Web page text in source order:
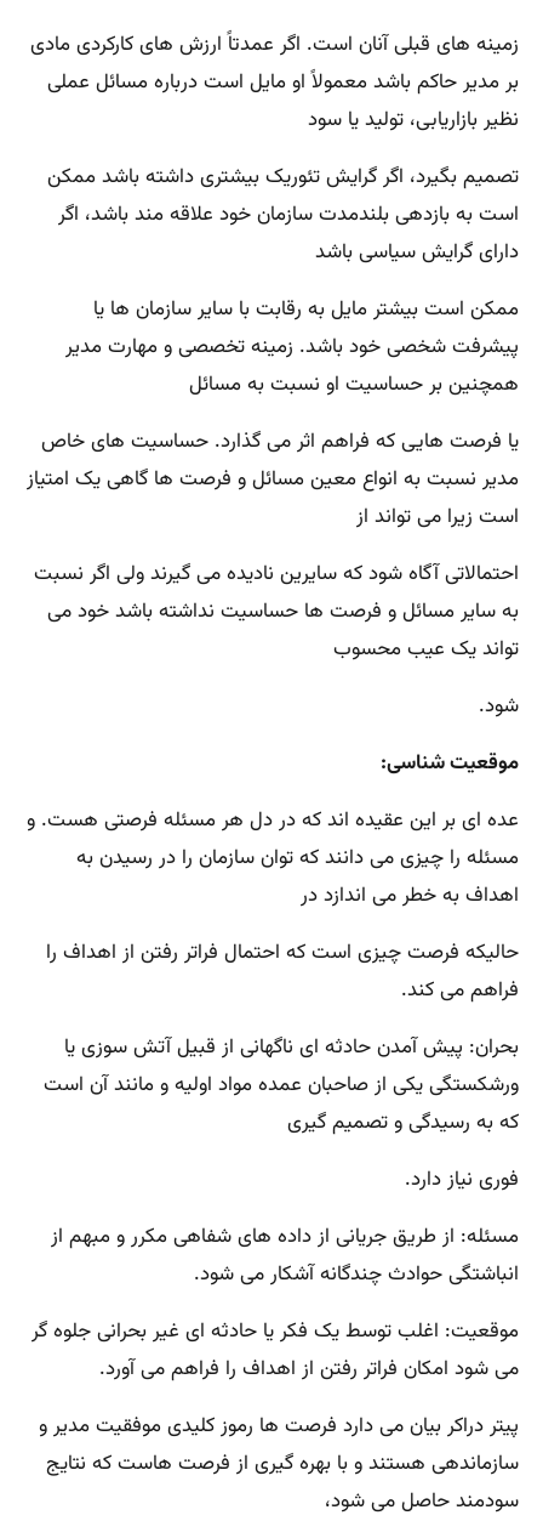
زمینه های قبلی آنان است. اگر عمدتاً ارزش های کارکردی مادی
بر مدیر حاکم باشد معمولاً او مایل است درباره مسائل عملی
نظیر بازاریابی، تولید یا سود
تصمیم بگیرد، اگر گرایش تئوریک بیشتری داشته باشد ممکن
است به بازدهی بلندمدت سازمان خود علاقه مند باشد، اگر
دارای گرایش سیاسی باشد
ممکن است بیشتر مایل به رقابت با سایر سازمان ها یا
پیشرفت شخصی خود باشد. زمینه تخصصی و مهارت مدیر
همچنین بر حساسیت او نسبت به مسائل
یا فرصت هایی که فراهم اثر می گذارد. حساسیت های خاص
مدیر نسبت به انواع معین مسائل و فرصت ها گاهی یک امتیاز
است زیرا می تواند از
احتمالاتی آگاه شود که سایرین نادیده می گیرند ولی اگر نسبت
به سایر مسائل و فرصت ها حساسیت نداشته باشد خود می
تواند یک عیب محسوب
شود.
موقعیت شناسی:
عده ای بر این عقیده اند که در دل هر مسئله فرصتی هست. و
مسئله را چیزی می دانند که توان سازمان را در رسیدن به
اهداف به خطر می اندازد در
حالیکه فرصت چیزی است که احتمال فراتر رفتن از اهداف را
فراهم می کند.
بحران: پیش آمدن حادثه ای ناگهانی از قبیل آتش سوزی یا
ورشکستگی یکی از صاحبان عمده مواد اولیه و مانند آن است
که به رسیدگی و تصمیم گیری
فوری نیاز دارد.
مسئله: از طریق جریانی از داده های شفاهی مکرر و مبهم از
انباشتگی حوادث چندگانه آشکار می شود.
موقعیت: اغلب توسط یک فکر یا حادثه ای غیر بحرانی جلوه گر
می شود امکان فراتر رفتن از اهداف را فراهم می آورد.
پیتر دراکر بیان می دارد فرصت ها رموز کلیدی موفقیت مدیر و
سازماندهی هستند و با بهره گیری از فرصت هاست که نتایج
سودمند حاصل می شود،